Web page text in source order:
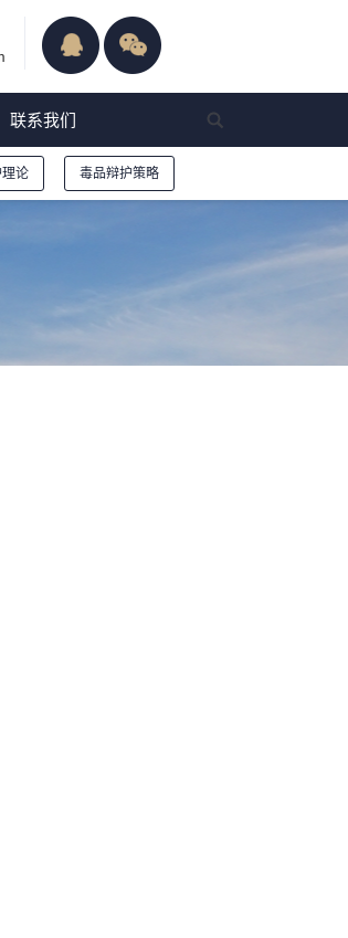
联系我们
论 毒品辩护策略